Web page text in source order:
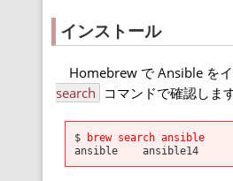
インストール
Homebrew で Ansible を
search コマンドで確認します
$ brew search ansible
ansible ansible14